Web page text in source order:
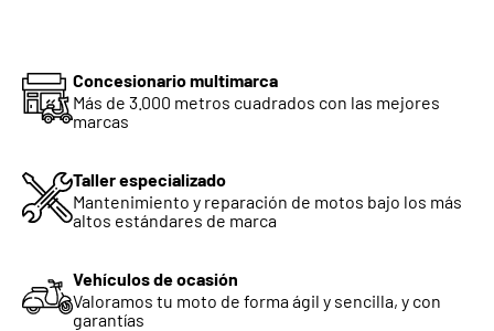
Juego de herramientas
derecha
Herrajes para equipaje
Concesionario multimarca
Más de 3.000 metros cuadrados con las mejores
marcas
Taller especializado
Mantenimiento y reparación de motos bajo los más
altos estándares de marca
Vehículos de ocasión
Valoramos tu moto de forma ágil y sencilla, y con
garantías